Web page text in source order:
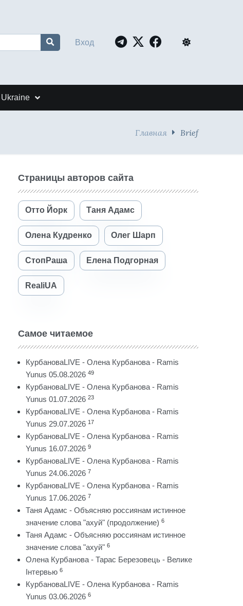
Вход
Ukraine
Главная Brief
Страницы авторов сайта
Отто Йорк Таня Адамс
Олена Кудренко Олег Шарп
СтопРаша Елена Подгорная
RealiUA
Самое читаемое
КурбановаLIVE - Олена Курбанова - Ramis
Yunus 05.08.2026 49
КурбановаLIVE - Олена Курбанова - Ramis
Yunus 01.07.2026 23
КурбановаLIVE - Олена Курбанова - Ramis
Yunus 29.07.2026 17
КурбановаLIVE - Олена Курбанова - Ramis
Yunus 16.07.2026 9
КурбановаLIVE - Олена Курбанова - Ramis
Yunus 24.06.2026 7
КурбановаLIVE - Олена Курбанова - Ramis
Yunus 17.06.2026 7
Таня Адамс - Объясняю россиянам истинное
значение слова "ахуй" (продолжение) 6
Таня Адамс - Объясняю россиянам истинное
значение слова "ахуй" 6
Олена Курбанова - Тарас Березовець - Велике
Інтервью 6
КурбановаLIVE - Олена Курбанова - Ramis
Yunus 03.06.2026 6